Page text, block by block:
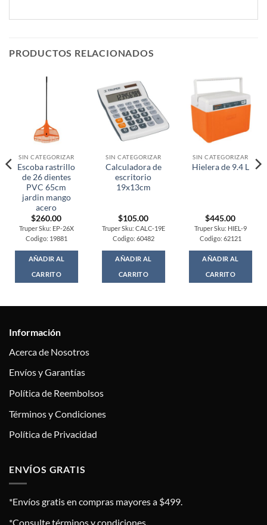
PRODUCTOS RELACIONADOS
SIN CATEGORIZAR
Escoba rastrillo
de 26 dientes
PVC 65cm
jardin mango
acero
$260.00
Truper Sku: EP-26X
Codigo: 19881
AÑADIR AL
CARRITO
SIN CATEGORIZAR
Calculadora de
escritorio
19x13cm
$105.00
Truper Sku: CALC-19E
Codigo: 60482
AÑADIR AL
CARRITO
SIN CATEGORIZAR
Hielera de 9.4 L
$445.00
Truper Sku: HIEL-9
Codigo: 62121
AÑADIR AL
CARRITO
Información
Acerca de Nosotros
Envíos y Garantías
Política de Reembolsos
Términos y Condiciones
Política de Privacidad
ENVÍOS GRATIS
*Envíos gratis en compras mayores a $499.
*Consulte términos y condiciones.